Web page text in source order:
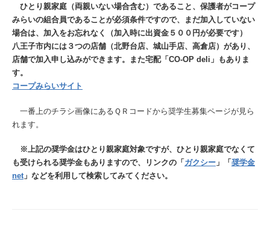
ひとり親家庭（両親いない場合含む）であること、保護者がコープ
みらいの組合員であることが必須条件ですので、まだ加入していない
場合は、加入をお忘れなく（加入時に出資金５００円が必要です）
八王子市内には３つの店舗（北野台店、城山手店、高倉店）があり、
店舗で加入申し込みができます。また宅配「CO-OP deli」もありま
す。
コープみらいサイト
一番上のチラシ画像にあるＱＲコードから奨学生募集ページが見ら
れます。
※上記の奨学金はひとり親家庭対象ですが、ひとり親家庭でなくて
も受けられる奨学金もありますので、リンクの「 ガクシー 」「 奨学金
net」などを利用して検索してみてください。